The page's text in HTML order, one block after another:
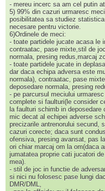
- mereu incerc sa am cel putin
5) 99% din cazuri urmaresc
posibilitatea sa studiez
necesare pentru victorie.
6)Ordinele de meci:
- toate partidele jucate acasa le
contraatac, pase mixte,stil de
normala, presing redus,marcaj
- toate partidele jucate in
dar daca echipa adversa este
normala), contraatac, pase
deposedare normala, presing
- pe parcursul meciului
complete si faulturi(le consider
la faulturi schimb in
mic decat al echipei adverse
precizarile antrenorului secund,
cazuri corecte; daca sunt
ofensiva, presing avansat, pas
ori chiar marcaj om la om(daca
jumatatea proprie cati jucatori
mea).
- stil de joc in functie de
si nici nu folosesc pase lungi
DMR/DML,